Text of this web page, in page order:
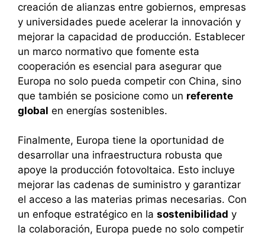
creación de alianzas entre gobiernos, empresas
y universidades puede acelerar la innovación y
mejorar la capacidad de producción. Establecer
un marco normativo que fomente esta
cooperación es esencial para asegurar que
Europa no solo pueda competir con China, sino
que también se posicione como un referente
global en energías sostenibles.
Finalmente, Europa tiene la oportunidad de
desarrollar una infraestructura robusta que
apoye la producción fotovoltaica. Esto incluye
mejorar las cadenas de suministro y garantizar
el acceso a las materias primas necesarias. Con
un enfoque estratégico en la sostenibilidad y
la colaboración, Europa puede no solo competir